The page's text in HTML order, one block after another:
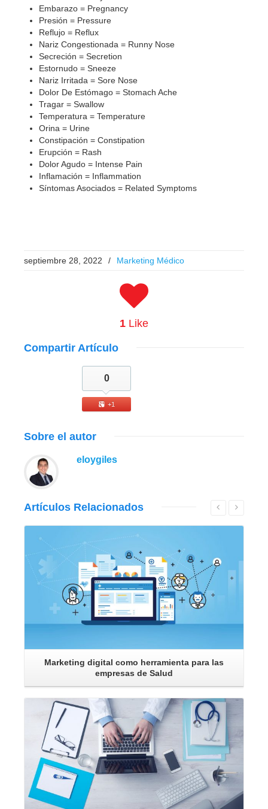
Embarazo = Pregnancy
Presión = Pressure
Reflujo = Reflux
Nariz Congestionada = Runny Nose
Secreción = Secretion
Estornudo = Sneeze
Nariz Irritada = Sore Nose
Dolor De Estómago = Stomach Ache
Tragar = Swallow
Temperatura = Temperature
Orina = Urine
Constipación = Constipation
Erupción = Rash
Dolor Agudo = Intense Pain
Inflamación = Inflammation
Síntomas Asociados = Related Symptoms
septiembre 28, 2022 / Marketing Médico
1 Like
Compartir Artículo
0
+1
Sobre el autor
eloygiles
Artículos Relacionados
Marketing digital como herramienta para las
empresas de Salud